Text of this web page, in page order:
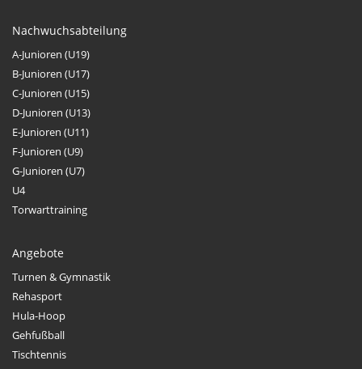
Nachwuchsabteilung
A-Junioren (U19)
B-Junioren (U17)
C-Junioren (U15)
D-Junioren (U13)
E-Junioren (U11)
F-Junioren (U9)
G-Junioren (U7)
U4
Torwarttraining
Angebote
Turnen & Gymnastik
Rehasport
Hula-Hoop
Gehfußball
Tischtennis